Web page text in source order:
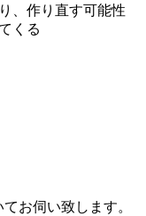
、作り直す可能性
くる
お伺い致します。